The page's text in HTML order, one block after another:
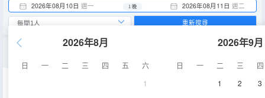
2026年08月10日 週一 2026年08月11日 週二
1 晚
2026年8月
日 一 二 三 四 五
六
1
2026年9月
日 一 二 三
四
1
2 3
重新搜尋
空調